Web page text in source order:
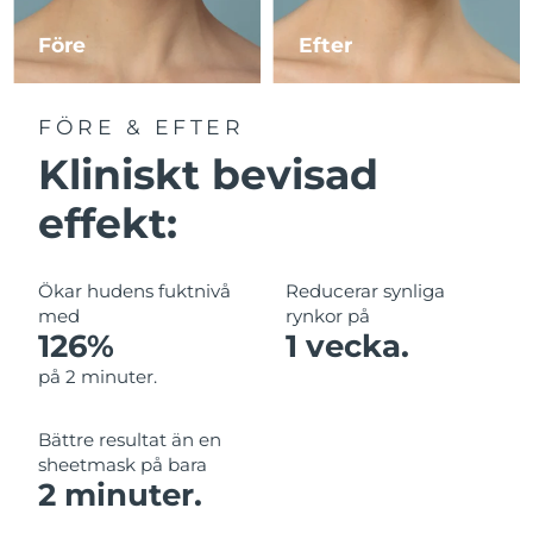
Före Efter
FÖRE & EFTER
Kliniskt bevisad
effekt:
Ökar hudens fuktnivå
med
126%
på 2 minuter.
Reducerar synliga
rynkor på
1 vecka.
Bättre resultat än en
sheetmask på bara
2 minuter.
Macao SAR Förväntad leverans 8/11/26
Malaysia
Malta Förväntad leverans
Mexiko
Monaco
Nederländerna Förväntad leverans
Nya Zeeland
Norge
Oman